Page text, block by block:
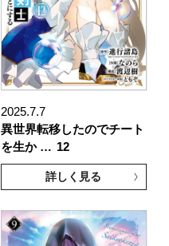
2025.7.7
異世界転移したのでチート
を生か … 12
詳しく見る